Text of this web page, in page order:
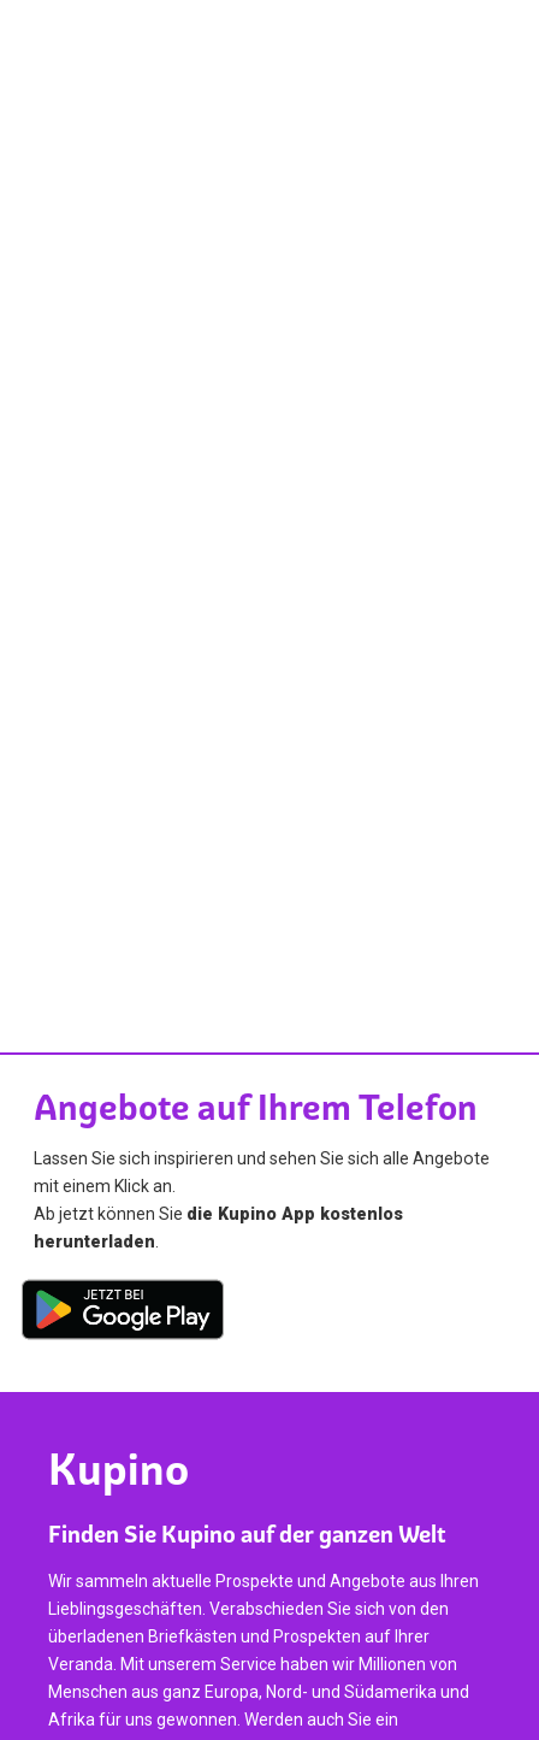
Angebote auf Ihrem Telefon
Lassen Sie sich inspirieren und sehen Sie sich alle Angebote
mit einem Klick an.
Ab jetzt können Sie die Kupino App kostenlos
herunterladen
Kupino
Finden Sie Kupino auf der ganzen Welt
Wir sammeln aktuelle Prospekte und Angebote aus Ihren
Lieblingsgeschäften. Verabschieden Sie sich von den
überladenen Briefkästen und Prospekten auf Ihrer
Veranda. Mit unserem Service haben wir Millionen von
Menschen aus ganz Europa, Nord- und Südamerika und
Afrika für uns gewonnen. Werden auch Sie ein